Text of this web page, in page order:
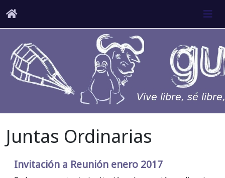
Juntas Ordinarias
Invitación a Reunión enero 2017